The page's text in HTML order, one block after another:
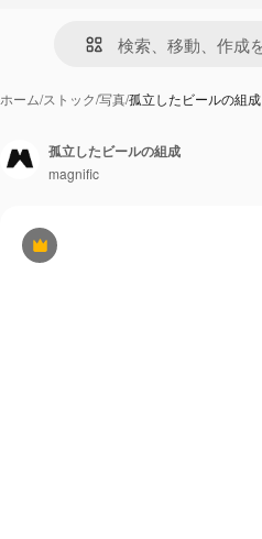
ホーム/ストック/写真/孤立したビールの組成
Premium
孤立したビールの組成
magnific